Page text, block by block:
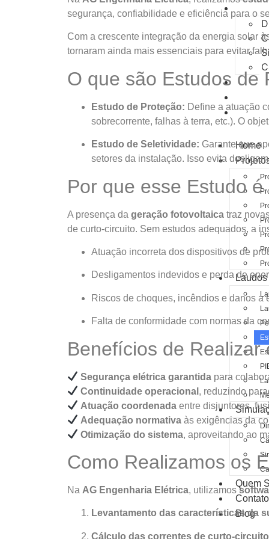
Quem
Blog
Home
Quem
Contato
Blog
segurança, confiabilidade e eficiência para o
Com a crescente integração da energia solar
tornaram ainda mais essenciais para evitar
O que são Estudos de
Estudo de Proteção: Define a atuação
sobrecorrente, falhas à terra, etc.). O
Estudo de Seletividade: Garante que
setores da instalação. Isso evita
Por que esse Estudo
A presença da geração fotovoltaica traz
de curto-circuito. Sem estudos adequados, a
Atuação incorreta dos dispositivos de
Desligamentos indevidos e perda de
Riscos de choques, incêndios e danos a
Falta de conformidade com normas da
Benefícios de Realizar
Segurança elétrica garantida para
Continuidade operacional , reduzindo
Atuação coordenada entre disjuntores,
Adequação normativa às exigências da
Otimização do sistema, aproveitando ao
Como Realizamos os
Na AG Engenharia Elétrica, utilizamos
Levantamento das características da
Cálculo das correntes de curto-circuito